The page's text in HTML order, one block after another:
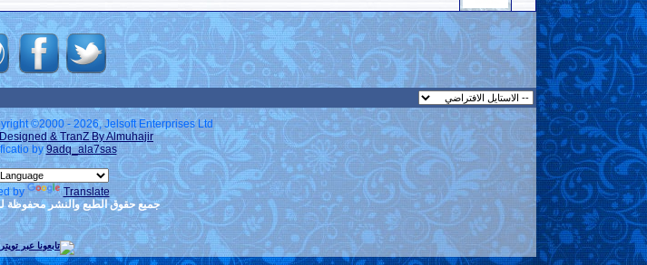
©2000 - 2026, Jelsoft Enterprises Ltd.
& TranZ By Almuhajir
by9adq_ala7sas
by
Translate
جميع حقوق الطبع والنشر محفوظة